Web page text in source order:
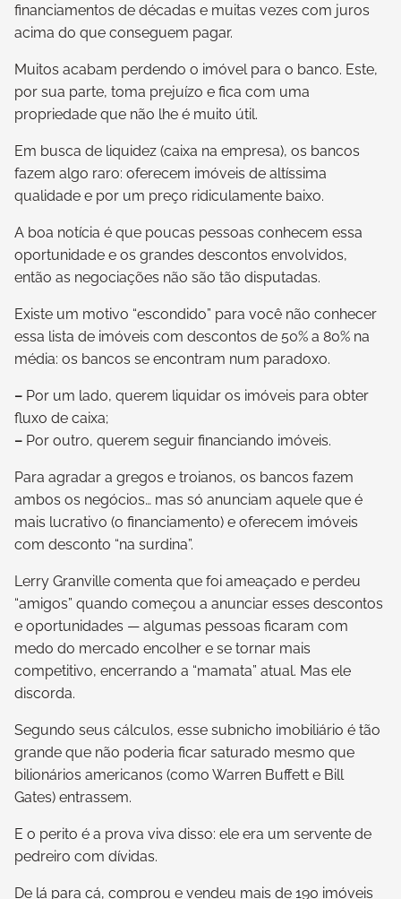
financiamentos de décadas e muitas vezes com juros
acima do que conseguem pagar.
Muitos acabam perdendo o imóvel para o banco. Este,
por sua parte, toma prejuízo e fica com uma
propriedade que não lhe é muito útil.
Em busca de liquidez (caixa na empresa), os bancos
fazem algo raro: oferecem imóveis de altíssima
qualidade e por um preço ridiculamente baixo.
A boa notícia é que poucas pessoas conhecem essa
oportunidade e os grandes descontos envolvidos,
então as negociações não são tão disputadas.
Existe um motivo “escondido” para você não conhecer
essa lista de imóveis com descontos de 50% a 80% na
média: os bancos se encontram num paradoxo.
– Por um lado, querem liquidar os imóveis para obter
fluxo de caixa;
– Por outro, querem seguir financiando imóveis.
Para agradar a gregos e troianos, os bancos fazem
ambos os negócios… mas só anunciam aquele que é
mais lucrativo (o financiamento) e oferecem imóveis
com desconto “na surdina”.
Lerry Granville comenta que foi ameaçado e perdeu
“amigos” quando começou a anunciar esses descontos
e oportunidades — algumas pessoas ficaram com
medo do mercado encolher e se tornar mais
competitivo, encerrando a “mamata” atual. Mas ele
discorda.
Segundo seus cálculos, esse subnicho imobiliário é tão
grande que não poderia ficar saturado mesmo que
bilionários americanos (como Warren Buffett e Bill
Gates) entrassem.
E o perito é a prova viva disso: ele era um servente de
pedreiro com dívidas.
De lá para cá, comprou e vendeu mais de 190 imóveis